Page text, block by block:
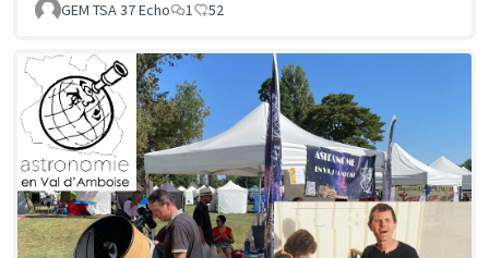
GEM TSA 37 Echo 1 52